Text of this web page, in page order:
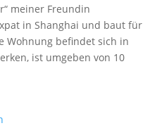
meiner Freundin
in Shanghai und baut für
Wohnung befindet sich in
ist umgeben von 10